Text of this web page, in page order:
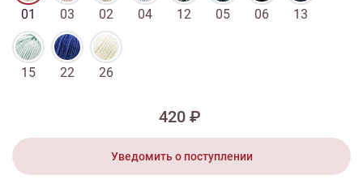
01 03 02 04 12 05 06 13
15 22 26
420 ₽
Уведомить о поступлении